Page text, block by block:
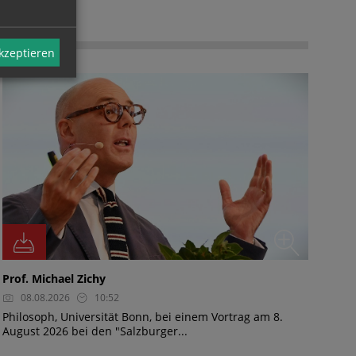
Prof. Michael Zichy
08.08.2026 10:52
Philosoph, Universität Bonn, bei einem Vortrag am 8.
August 2026 bei den "Salzburger...